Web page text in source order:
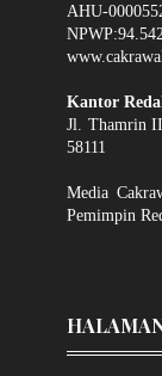
AHU-
Kantor
Jl. Thamrin
58111
Media
Pemimpin